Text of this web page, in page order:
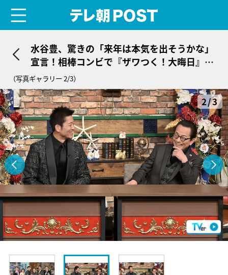
水谷豊、驚きの「来年は本気を出そうかな」
宣言！相棒コンビで『ザワつく！大晦日』に
3年連続参戦
（写真ギャラリー 2/3）
2/3